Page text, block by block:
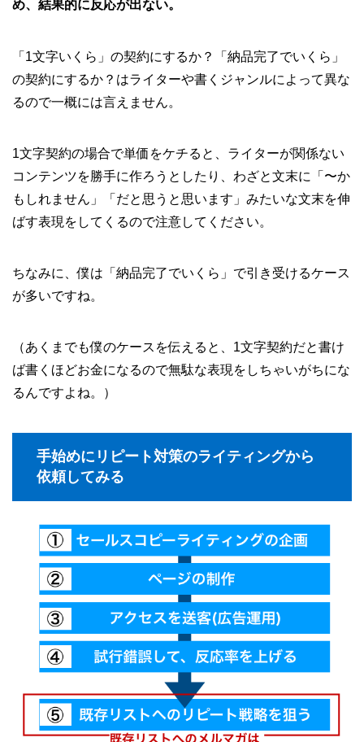
め、結果的に反応が出ない。
「1文字いくら」の契約にするか？「納品完了でいくら」
の契約にするか？はライターや書くジャンルによって異な
るので一概には言えません。
1文字契約の場合で単価をケチると、ライターが関係ない
コンテンツを勝手に作ろうとしたり、わざと文末に「〜か
もしれません」「だと思うと思います」みたいな文末を伸
ばす表現をしてくるので注意してください。
ちなみに、僕は「納品完了でいくら」で引き受けるケース
が多いですね。
（あくまでも僕のケースを伝えると、1文字契約だと書け
ば書くほどお金になるので無駄な表現をしちゃいがちにな
るんですよね。）
手始めにリピート対策のライティングから
依頼してみる